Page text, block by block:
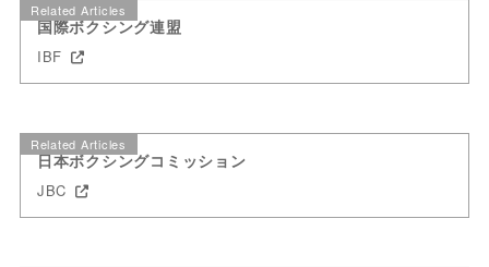
Related Articles
国際ボクシング連盟
IBF
Related Articles
日本ボクシングコミッション
JBC